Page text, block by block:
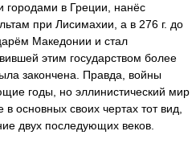
в Греции, нанёс
при Лисимахии, а в 276 г. до
Македонии и стал
этим государством более
закончена. Правда, войны
годы, но эллинистический мир
основных своих чертах тот вид,
двух последующих веков.